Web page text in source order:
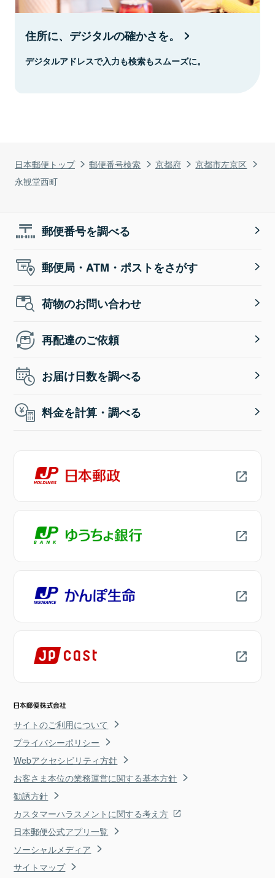
日本郵便トップ 郵便番号検索 京都府
京都市左京区
永観堂西町
住所に、デジタルの確かさを。
デジタルアドレスで入力も検索もスムーズに。
郵便番号を調べる
郵便局・ATM・ポストをさがす
荷物のお問い合わせ
再配達のご依頼
お届け日数を調べる
料金を計算・調べる
サイトのご利用について
プライバシーポリシー
Webアクセシビリティ方針
お客さま本位の業務運営に関する基本方針
勧誘方針
カスタマーハラスメントに関する考え方
日本郵便公式アプリ一覧
ソーシャルメディア
サイトマップ